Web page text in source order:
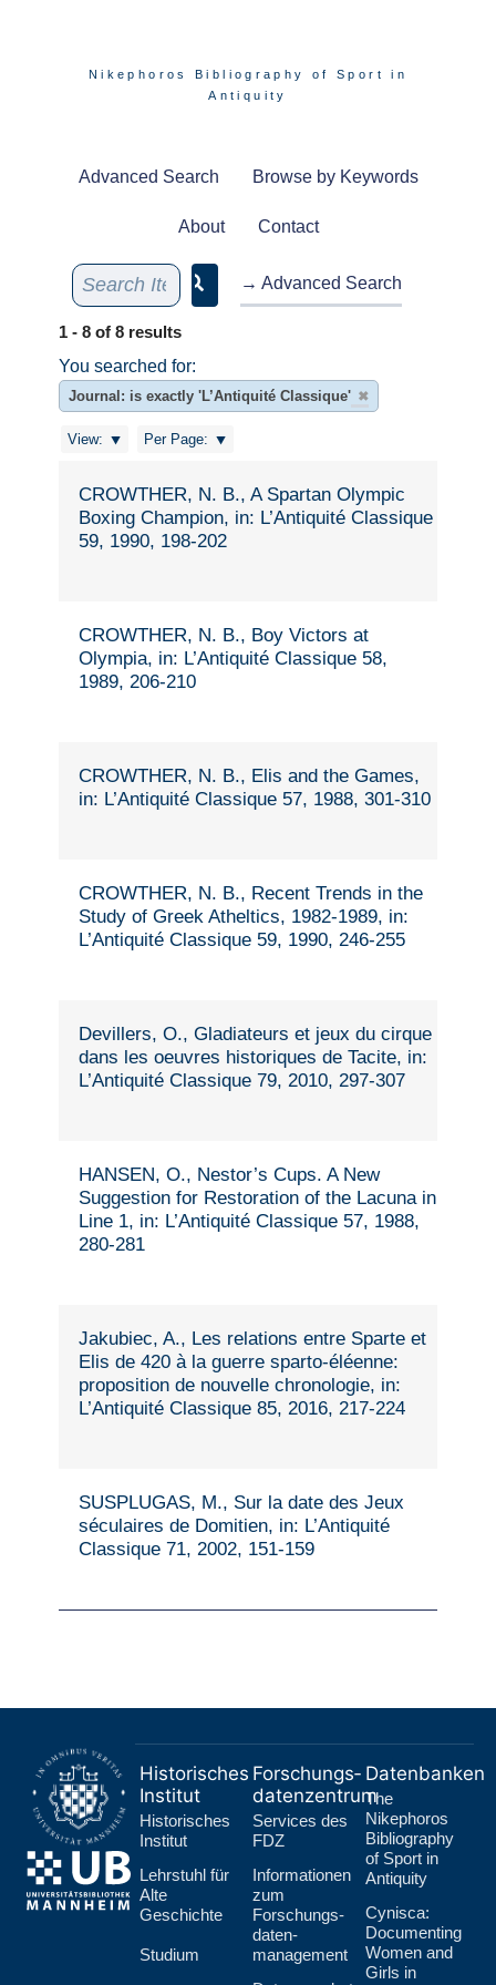
Nikephoros Bibliography of Sport in
Antiquity
Advanced Search Browse by Keywords
About Contact
→ Advanced Search
1 - 8 of 8 results
You searched for:
Journal: is exactly 'L’Antiquité Classique' ✖
View: Per Page:
CROWTHER, N. B., A Spartan Olympic
Boxing Champion, in: L’Antiquité Classique
59, 1990, 198-202
CROWTHER, N. B., Boy Victors at
Olympia, in: L’Antiquité Classique 58,
1989, 206-210
CROWTHER, N. B., Elis and the Games,
in: L’Antiquité Classique 57, 1988, 301-310
CROWTHER, N. B., Recent Trends in the
Study of Greek Atheltics, 1982-1989, in:
L’Antiquité Classique 59, 1990, 246-255
Devillers, O., Gladiateurs et jeux du cirque
dans les oeuvres historiques de Tacite, in:
L’Antiquité Classique 79, 2010, 297-307
HANSEN, O., Nestor’s Cups. A New
Suggestion for Restoration of the Lacuna in
Line 1, in: L’Antiquité Classique 57, 1988,
280-281
Jakubiec, A., Les relations entre Sparte et
Elis de 420 à la guerre sparto-éléenne:
proposition de nouvelle chronologie, in:
L’Antiquité Classique 85, 2016, 217-224
SUSPLUGAS, M., Sur la date des Jeux
séculaires de Domitien, in: L’Antiquité
Classique 71, 2002, 151-159
Historisches
Institut
Historisches
Institut
Lehr­stuhl für
Alte
Geschichte
Studium
Forschungs­
datenzentrum
Services des
FDZ
Informationen
zum
Forschungs­
daten­
management
Datenbanken
The
Nikephoros
Bibliography
of Sport in
Antiquity
Cynisca:
Documenting
Women and
Girls in